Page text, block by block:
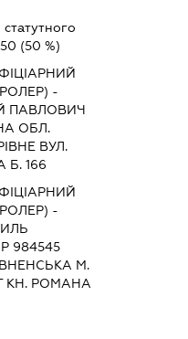
(50 %)
-
ПАВЛОВИЧ
ОБЛ.
ВУЛ.
Б. 166
-
984545
М.
КН. РОМАНА